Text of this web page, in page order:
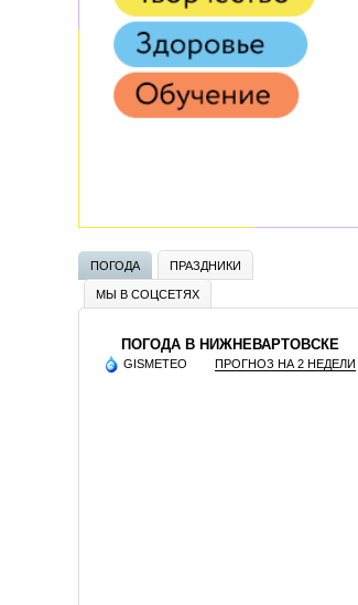
ПОГОДА
ПРАЗДНИКИ
МЫ В СОЦСЕТЯХ
ПОГОДА В НИЖНЕВАРТОВСКЕ
GISMETEO ПРОГНОЗ НА 2 НЕДЕЛИ